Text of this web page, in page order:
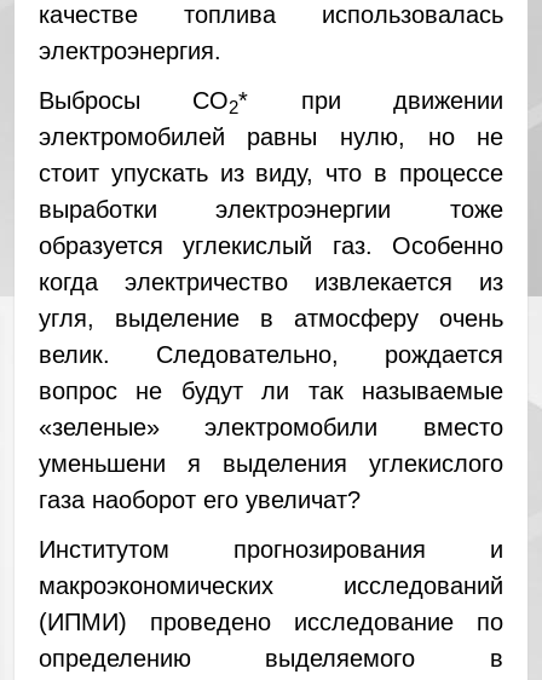
качестве топлива использовалась
электроэнергия.
Выбросы CO2* при движении
электромобилей равны нулю, но не
стоит упускать из виду, что в процессе
выработки электроэнергии тоже
образуется углекислый газ. Особенно
когда электричество извлекается из
угля, выделение в атмосферу очень
велик. Следовательно, рождается
вопрос не будут ли так называемые
«зеленые» электромобили вместо
уменьшени я выделения углекислого
газа наоборот его увеличат?
Институтом прогнозирования и
макроэкономических исследований
(ИПМИ) проведено исследование по
определению выделяемого в